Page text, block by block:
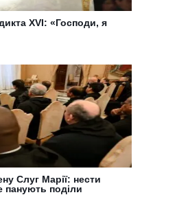
XVI: «Господи, я
Слуг Марії: нести
панують поділи